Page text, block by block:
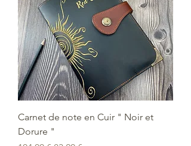
Carnet de note en Cuir " Noir et
Dorure "